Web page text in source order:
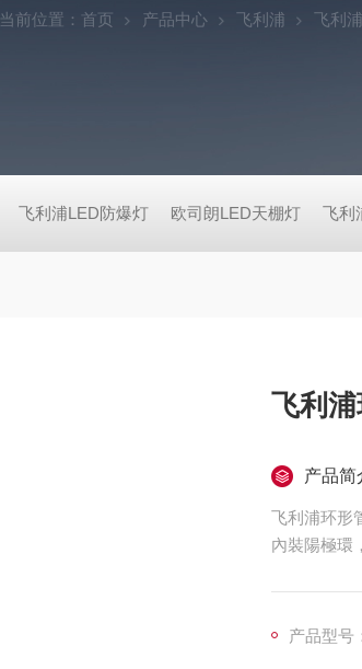
当前位置： 首页 产品中心 飞利浦 飞利
飞利浦LED防爆灯 欧司朗LED天棚灯 飞利
飞利
产品简
飞利浦环形
內裝陽極環
产品型号